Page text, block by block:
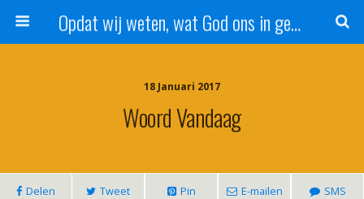
Opdat wij weten, wat God ons in genade schenkt!
18 Januari 2017
Woord Vandaag
Delen Tweet Pin E-mailen SMS